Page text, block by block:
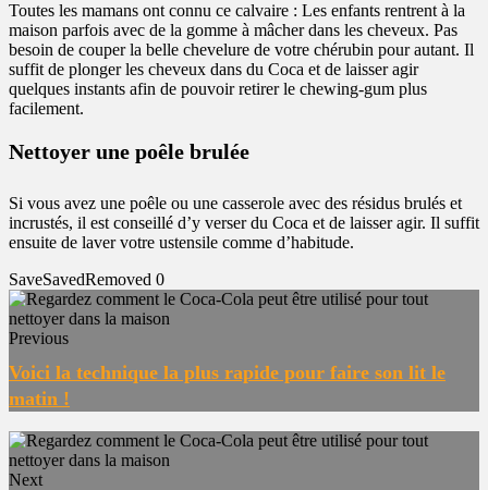
Toutes les mamans ont connu ce calvaire : Les enfants rentrent à la
maison parfois avec de la gomme à mâcher dans les cheveux. Pas
besoin de couper la belle chevelure de votre chérubin pour autant. Il
suffit de plonger les cheveux dans du Coca et de laisser agir
quelques instants afin de pouvoir retirer le chewing-gum plus
facilement.
Nettoyer une poêle brulée
Si vous avez une poêle ou une casserole avec des résidus brulés et
incrustés, il est conseillé d’y verser du Coca et de laisser agir. Il suffit
ensuite de laver votre ustensile comme d’habitude.
SaveSavedRemoved 0
Previous
Voici la technique la plus rapide pour faire son lit le
matin !
Next